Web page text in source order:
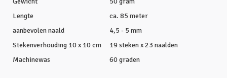
Lengte
ca. 85 meter
aanbevolen naald
4,5 - 5 mm
Stekenverhouding 10 x 10 cm
19 steken x 23 naalden
Machinewas
60 graden